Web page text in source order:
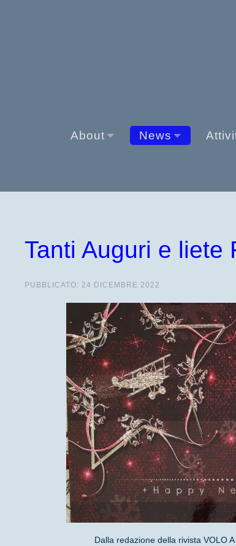
About News
Tanti Auguri e liete
PUBBLICATO: 24 DICEMBRE 2022
Dalla redazione della rivista VOLO